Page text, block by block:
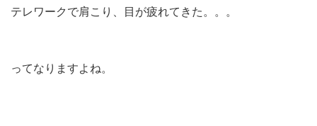
テレワークで肩こり、目が疲れてきた。。。
ってなりますよね。